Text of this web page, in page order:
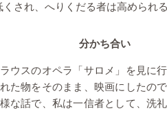
くされ、へりくだる者は高められ
分かち合い
ウスのオペラ「サロメ」を見に
た物をそのまま、映画にしたの
な話で、私は一信者として、洗